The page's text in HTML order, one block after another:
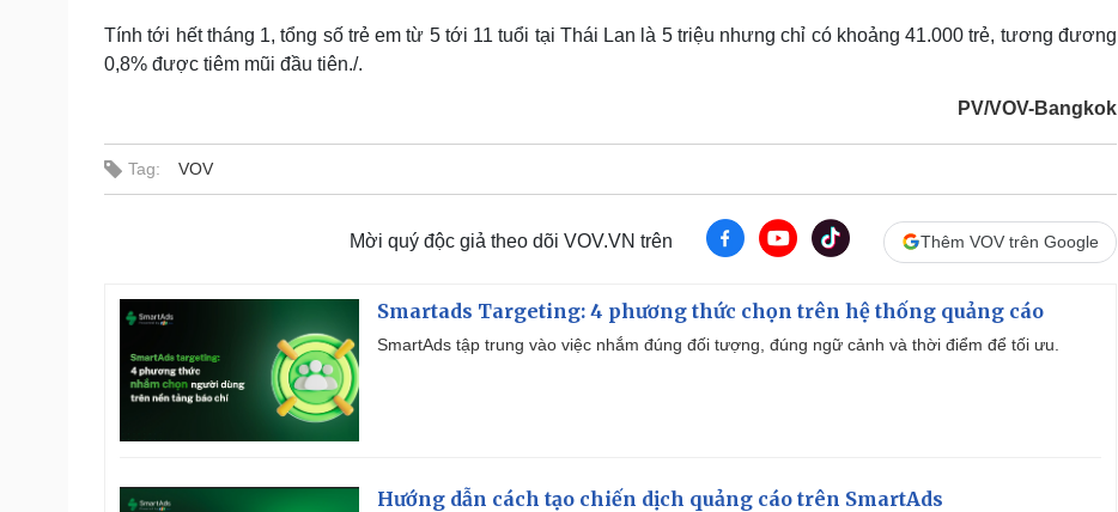
Tính tới hết tháng 1, tổng số trẻ em từ 5 tới 11 tuổi tại Thái Lan là 5 triệu nhưng chỉ có khoảng 41.000 trẻ, tương đương
0,8% được tiêm mũi đầu tiên./.
PV/VOV-Bangkok
Tag: VOV
Mời quý độc giả theo dõi VOV.VN trên Thêm VOV trên Google
Smartads Targeting: 4 phương thức chọn trên hệ thống quảng cáo
SmartAds tập trung vào việc nhắm đúng đối tượng, đúng ngữ cảnh và thời điểm để tối ưu.
Hướng dẫn cách tạo chiến dịch quảng cáo trên SmartAds